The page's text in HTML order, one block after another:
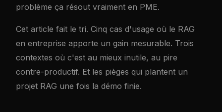
problème ça résout vraiment en PME.
Cet article fait le tri. Cinq cas d'usage où le RAG
en entreprise apporte un gain mesurable. Trois
contextes où c'est au mieux inutile, au pire
contre-productif. Et les pièges qui plantent un
projet RAG une fois la démo finie.